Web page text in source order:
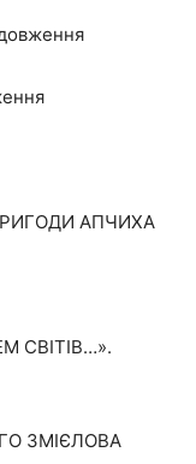
АПЧИХА
СВІТІВ…».
ЗМІЄЛОВА